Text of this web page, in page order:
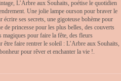
L’Arbre aux Souhaits, poétise le quotidien
Une jolie lampe ourson pour braver le
ses secrets, une gigoteuse bohème pour
de princesse pour les plus belles, des couverts
magiques pour faire la fête, des fleurs
être faire rentrer le soleil : L’Arbre aux Souhaits,
pour rêver et enchanter la vie !.